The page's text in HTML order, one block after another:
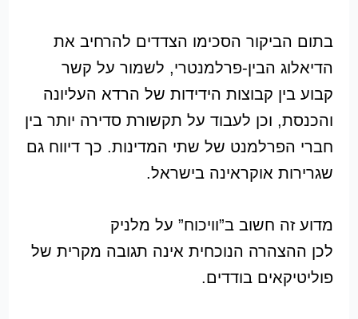
בתום הביקור הסכימו הצדדים להרחיב את
הדיאלוג הבין-פרלמנטרי, לשמור על קשר
קבוע בין קבוצות הידידות של הרדא העליונה
והכנסת, וכן לעבוד על תקשורת סדירה יותר בין
חברי הפרלמנט של שתי המדינות. כך דיווח גם
שגרירות אוקראינה בישראל.
מדוע זה חשוב ב”וויכוח” על מלניק
לכן ההצהרה הנוכחית אינה תגובה מקרית של
פוליטיקאים בודדים.